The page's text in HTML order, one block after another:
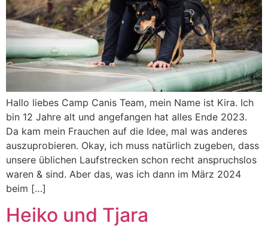
Hallo liebes Camp Canis Team, mein Name ist Kira. Ich
bin 12 Jahre alt und angefangen hat alles Ende 2023.
Da kam mein Frauchen auf die Idee, mal was anderes
auszuprobieren. Okay, ich muss natürlich zugeben, dass
unsere üblichen Laufstrecken schon recht anspruchslos
waren & sind. Aber das, was ich dann im März 2024
beim […]
Heiko und Tjara